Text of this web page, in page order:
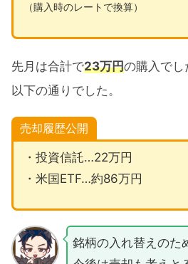
2026年3月売買銘柄公開
（購入時のレートで換算）
先月は合計で23万円の購入でし
以下の通りでした。
売却履歴公開
・投資信託…22万円
・米国ETF…約86万円
銘柄の入れ替えのた